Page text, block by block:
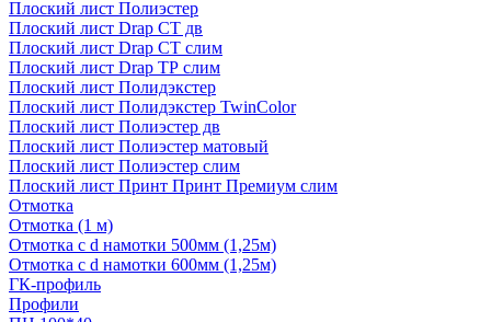
Плоский лист Полиэстер
Плоский лист Drap СТ дв
Плоский лист Drap СТ слим
Плоский лист Drap ТР слим
Плоский лист Полидэкстер
Плоский лист Полидэкстер TwinColor
Плоский лист Полиэстер дв
Плоский лист Полиэстер матовый
Плоский лист Полиэстер слим
Плоский лист Принт Принт Премиум слим
Отмотка
Отмотка (1 м)
Отмотка с d намотки 500мм (1,25м)
Отмотка с d намотки 600мм (1,25м)
ГК-профиль
Профили